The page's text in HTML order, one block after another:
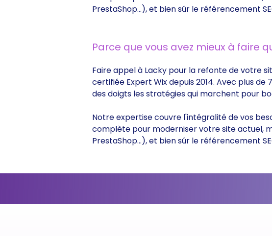
PrestaShop...), et bien sûr le référencement
Parce que vous avez mieux à faire
Faire appel à Lacky pour la refonte de votre
certifiée Expert Wix depuis 2014. Avec plus
des doigts les stratégies qui marchent pour
Notre expertise couvre l'intégralité de vos
complète pour moderniser votre site actuel,
PrestaShop...), et bien sûr le référencement